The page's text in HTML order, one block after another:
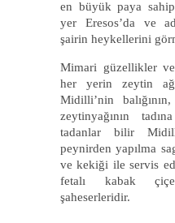
en büyük paya
yer Eresos’da ve
şairin heykellerini
Mimari güzellikler
her yerin zeytin
Midilli’nin
zeytinyağının
tadanlar bilir
peynirden yapılma
ve kekiği ile servis
fetalı kabak
şaheserleridir.